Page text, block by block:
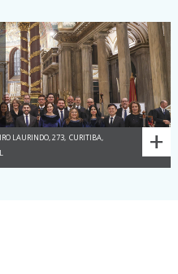
+
LAURINDO, 273, CURITIBA,